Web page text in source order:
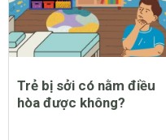
Năm Bính Thân 2016,
trẻ sinh vào mùa nào sẽ
tốt?